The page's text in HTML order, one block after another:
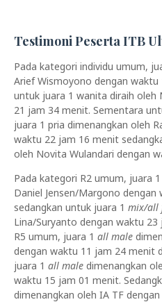
Testimoni Peserta ITB
Pada kategori individu umum,
Arief Wismoyono dengan
untuk juara 1 wanita diraih oleh
21 jam 34 menit. Sementara
juara 1 pria dimenangkan oleh
waktu 22 jam 16 menit
oleh Novita Wulandari dengan
Pada kategori R2 umum, juara 1
Daniel Jensen/Margono
sedangkan untuk juara 1 mix/all
Lina/Suryanto dengan waktu
R5 umum, juara 1 all male
dengan waktu 11 jam 24 menit
juara 1 all male dimenangkan
waktu 15 jam 01 menit.
dimenangkan oleh IA TF